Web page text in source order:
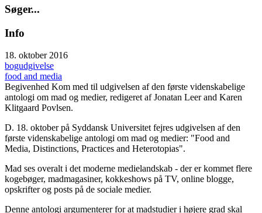
Søger...
Info
18. oktober 2016
bogudgivelse
food and media
Begivenhed Kom med til udgivelsen af den første videnskabelige
antologi om mad og medier, redigeret af Jonatan Leer and Karen
Klitgaard Povlsen.
D. 18. oktober på Syddansk Universitet fejres udgivelsen afden
første videnskabelige antologi om mad og medier: "Food and
Media, Distinctions, Practices and Heterotopias".
Mad ses overalt i det moderne medielandskab - der er kommet flere
kogebøger, madmagasiner, kokkeshows på TV, online blogge,
opskrifter og posts på de sociale medier.
Denne antologi argumenterer for at madstudier i højere grad skal